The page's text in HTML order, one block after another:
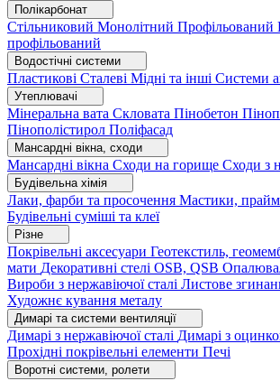
Полікарбонат
Стільниковий Монолітний Профільований
профільований
Водостічні системи
Пластикові Сталеві Мідні та інші Системи
Утеплювачі
Мінеральна вата Скловата Пінобетон
Пінополістирол Поліфасад
Мансардні вікна, сходи
Мансардні вікна Сходи на горище Сходи з
Будівельна хімія
Лаки, фарби та просочення Мастики,
Будівельні суміші та клеї
Різне
Покрівельні аксесуари Геотекстиль,
мати Декоративні стелі OSB, QSB
Вироби з нержавіючої сталі Листове
Художнє кування металу
Димарі та системи вентиляції
Димарі з нержавіючої сталі Димарі з
Прохідні покрівельні елементи Печі
Воротні системи, ролети